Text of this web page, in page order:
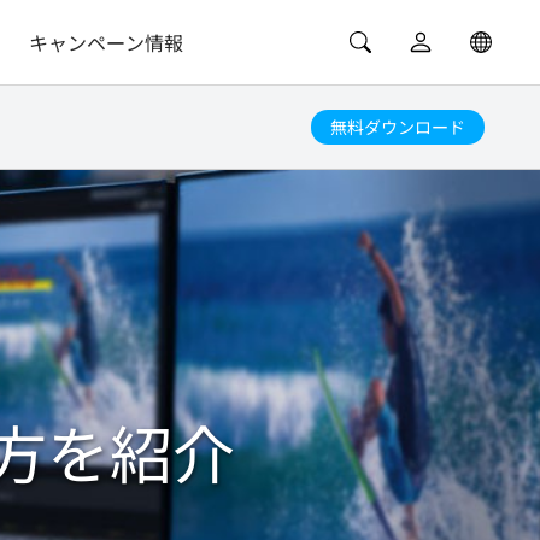
キャンペーン情報
無料ダウンロード
を紹介